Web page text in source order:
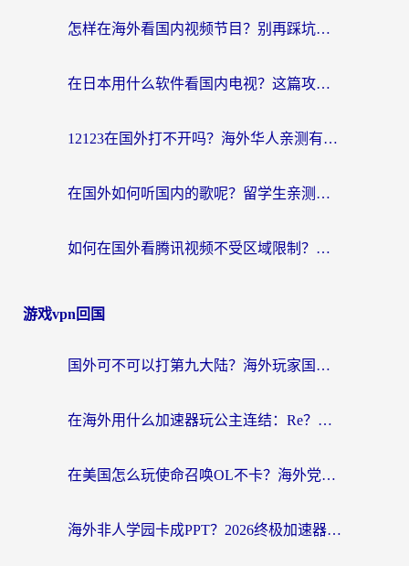
怎样在海外看国内视频节目？别再踩坑！留学生和海外华人的专属解决方案
在日本用什么软件看国内电视？这篇攻略帮你告别地域限制
12123在国外打不开吗？海外华人亲测有效的回国加速方案
在国外如何听国内的歌呢？留学生亲测有效的回国加速方案
如何在国外看腾讯视频不受区域限制？留学生亲测有效的回国加速指南
游戏vpn回国
国外可不可以打第九大陆？海外玩家国服畅玩终极指南（附3大热门游戏解决妙招）
在海外用什么加速器玩公主连结：Re？老玩家亲测的稳定方案来了
在美国怎么玩使命召唤OL不卡？海外党亲测有效的国服游戏加速器指南
海外非人学园卡成PPT？2026终极加速器指南：从暗区突围到王国纪元，一篇搞定